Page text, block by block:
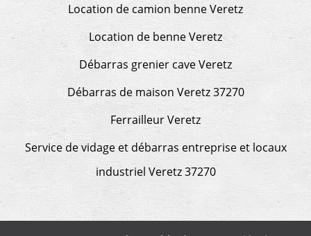
Location de camion benne Veretz
Location de benne Veretz
Débarras grenier cave Veretz
Débarras de maison Veretz 37270
Ferrailleur Veretz
Service de vidage et débarras entreprise et locaux
industriel Veretz 37270